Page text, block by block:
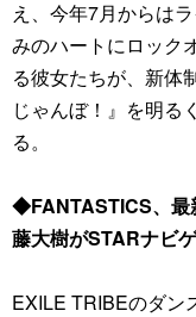
え、今年7月からは
みのハートにロック
る彼女たちが、新体
じゃんぼ！』を明る
る。
◆FANTASTICS、最
藤大樹がSTARナビ
EXILE TRIBEのダン